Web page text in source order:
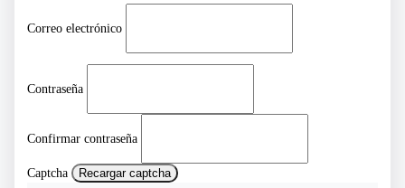
Correo electrónico
Contraseña
Confirmar contraseña
Captcha Recargar captcha